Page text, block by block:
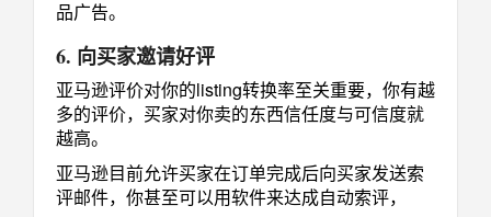
品广告。
6. 向买家邀请好评
亚马逊评价对你的listing转换率至关重要，你有越
多的评价，买家对你卖的东西信任度与可信度就
越高。
亚马逊目前允许买家在订单完成后向买家发送索
评邮件，你甚至可以用软件来达成自动索评，